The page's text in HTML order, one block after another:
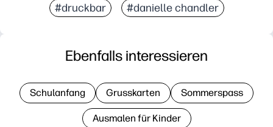
#druckbar #danielle chandler
Ebenfalls interessieren
Schulanfang Grusskarten Sommerspass
Ausmalen für Kinder